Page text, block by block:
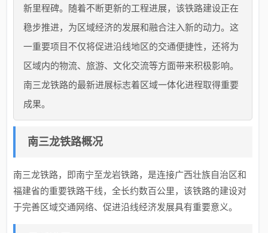
新里程碑。随着不断更新的工程进展，该铁路建设正在
稳步推进，为区域经济的发展和融合注入新的动力。这
一重要项目不仅将促进沿线地区的交通便捷性，还将为
区域内的物流、旅游、文化交流等方面带来积极影响。
南三龙铁路的最新进展标志着区域一体化进程取得重要
成果。
南三龙铁路概况
南三龙铁路，即南宁至龙岩铁路，是连接广西壮族自治区和
福建省的重要铁路干线，全长约数百公里，该铁路的建设对
于完善区域交通网络、促进沿线经济发展具有重要意义。